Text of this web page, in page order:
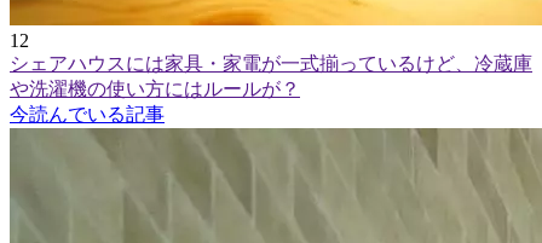
12
シェアハウスには家具・家電が一式揃っているけど、冷蔵庫
や洗濯機の使い方にはルールが？
今読んでいる記事